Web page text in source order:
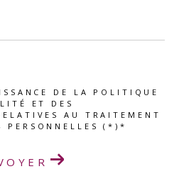
DE LA POLITIQUE
ET DES
AU TRAITEMENT
PERSONNELLES (*)*